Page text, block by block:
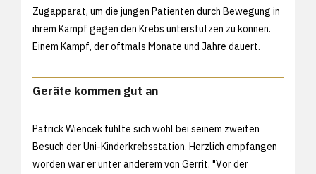
Zugapparat, um die jungen Patienten durch Bewegung in
ihrem Kampf gegen den Krebs unterstützen zu können.
Einem Kampf, der oftmals Monate und Jahre dauert.
Geräte kommen gut an
Patrick Wiencek fühlte sich wohl bei seinem zweiten
Besuch der Uni-Kinderkrebsstation. Herzlich empfangen
worden war er unter anderem von Gerrit. "Vor der